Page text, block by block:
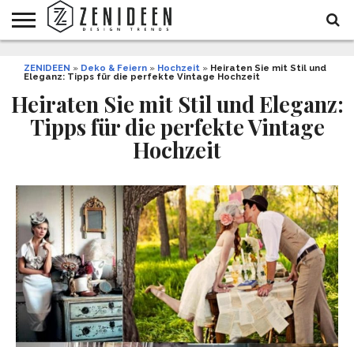
INNENDESIGN
ARCHITEKTUR
GARTEN
UND
LIFESTYLE
DEKO
&
DIY
STYLE
REZEPTE
GESUNDHEIT
WEIHNACHTEN
ZENIDEEN » Deko & Feiern » Hochzeit » Heiraten Sie mit Stil und
Eleganz: Tipps für die perfekte Vintage Hochzeit
Heiraten Sie mit Stil und Eleganz:
Tipps für die perfekte Vintage
Hochzeit